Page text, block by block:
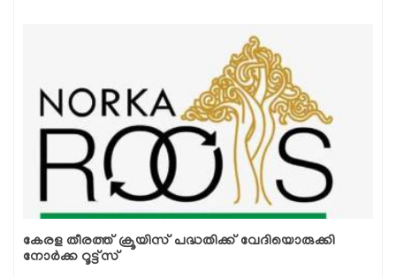
കേരള തീരത്ത് ക്രൂയിസ് പദ്ധതിക്ക് വേദിയൊരുക്കി
നോര്‍ക്ക റൂട്ട്സ്